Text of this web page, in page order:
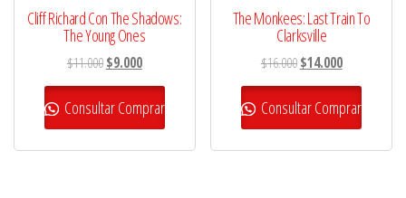
Cliff Richard Con The Shadows:
The Young Ones
$11.000El
precio
original
era:
$11.000.
$9.000El
precio
actual
es:
$9.000.
Consultar Comprar
The Monkees: Last Train To
Clarksville
$16.000 El
precio
original
era:
$16.000.
$14.000El
precio
actual
es:
$14.000.
Consultar Comprar